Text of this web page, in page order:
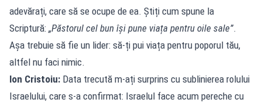
adevărați, care să se ocupe de ea. Știți cum spune la
Scriptură: „Păstorul cel bun își pune viața pentru oile sale”.
Așa trebuie să fie un lider: să-ți pui viața pentru poporul tău,
altfel nu faci nimic.
Ion Cristoiu: Data trecută m-ați surprins cu sublinierea rolului
Israelului, care s-a confirmat: Israelul face acum pereche cu